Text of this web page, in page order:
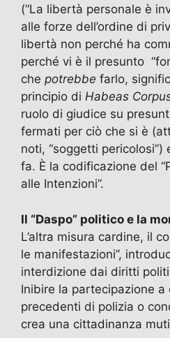
(“La libertà personale è
alle forze dell’ordine di
libertà non perché ha
perché vi è il presunto
che potrebbe farlo,
principio di Habeas
ruolo di giudice su
fermati per ciò che si è
noti, “soggetti pericolosi”)
fa. È la codificazione del
alle Intenzioni”.
Il “Daspo” politico e la
L’altra misura cardine, il
le manifestazioni”,
interdizione dai diritti
Inibire la partecipazione a
precedenti di polizia o
crea una cittadinanza